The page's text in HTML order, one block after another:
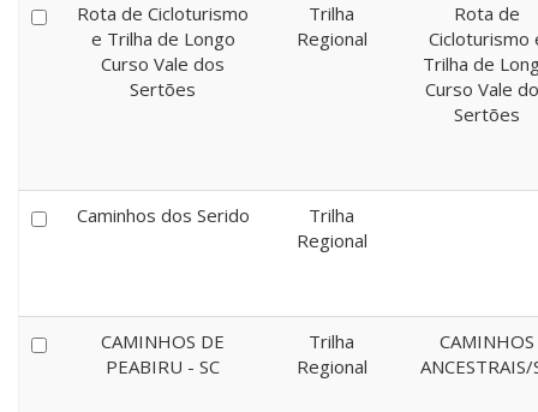
Rota de Cicloturismo
e Trilha de Longo
Curso Vale dos
Sertões
Trilha
Regional
Rota de
Cicloturismo
Trilha de
Curso Vale
Sertões
Caminhos dos Serido
Trilha
Regional
CAMINHOS DE
PEABIRU - SC
Trilha
Regional
CAMINHOS
ANCESTRAIS/